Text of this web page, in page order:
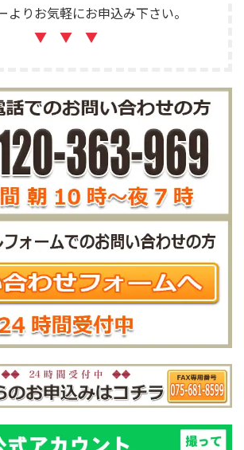
よりお気軽にお申込み下さい。
▼ ▼ ▼